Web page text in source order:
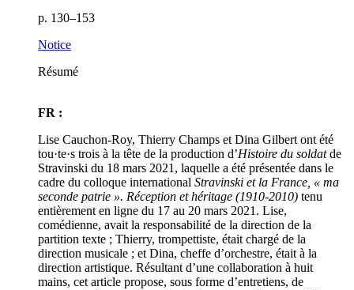
p. 130–153
Notice
Résumé
FR :
Lise Cauchon-Roy, Thierry Champs et Dina Gilbert ont été
tou·te·s trois à la tête de la production d’Histoire du soldatde
Stravinski du 18 mars 2021, laquelle a été présentée dans le
cadre du colloque international Stravinski et la France, « ma
seconde patrie ». Réception et héritage (1910-2010) tenu
entièrement en ligne du 17 au 20 mars 2021. Lise,
comédienne, avait la responsabilité de la direction de la
partition texte ; Thierry, trompettiste, était chargé de la
direction musicale ; et Dina, cheffe d’orchestre, était à la
direction artistique. Résultant d’une collaboration à huit
mains, cet article propose, sous forme d’entretiens, de